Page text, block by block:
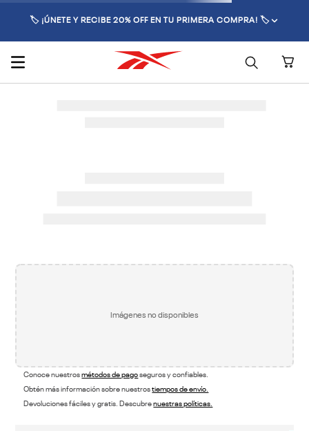
🏷️ ¡ÚNETE Y RECIBE 20% OFF EN TU PRIMERA COMPRA! 🏷️
Imágenes no disponibles
Conoce nuestrosmétodos de pagoseguros y confiables.
Obtén más información sobre nuestrostiempos de envío.
Devoluciones fáciles y gratis. Descubrenuestras políticas.